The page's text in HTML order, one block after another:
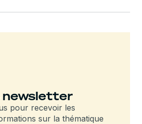
newsletter
pour recevoir les
sur la thématique